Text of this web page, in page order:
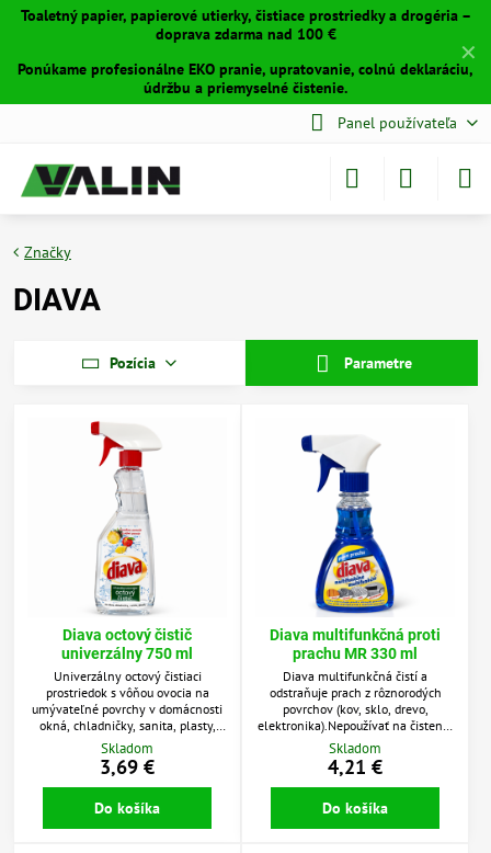
✕
Toaletný papier, papierové utierky, čistiace prostriedky a drogéria –
doprava zdarma nad 100 €
Ponúkame profesionálne EKO pranie, upratovanie, colnú deklaráciu,
údržbu a priemyselné čistenie.
Panel používateľa
Značky
DIAVA
Pozícia Parametre
Diava octový čistič
univerzálny 750 ml
Univerzálny octový čistiaci
prostriedok s vôňou ovocia na
umývateľné povrchy v domácnosti
okná, chladničky, sanita, plasty,
mikrovlnné rúry, atď.
Skladom
3,69 €
Do košíka
Diava multifunkčná proti
prachu MR 330 ml
Diava multifunkčná čistí a
odstraňuje prach z rôznorodých
povrchov (kov, sklo, drevo,
elektronika).Nepoužívať na čistenie
prírodného nábytku a LCD
obrazoviek.» prípravok na čistenie
kovu, skla, dreva, elektroniky
(okrem plazmových a LCD
obrazoviek)» ľahko a bez námahy
Skladom
4,21 €
Do košíka